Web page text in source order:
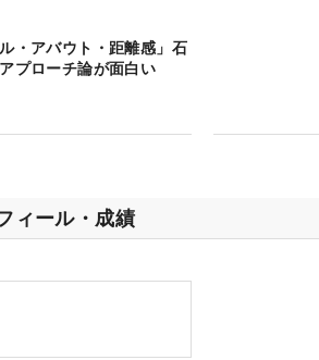
ル・アバウト・距離感」石
プローチ論が面白い
ィール・成績